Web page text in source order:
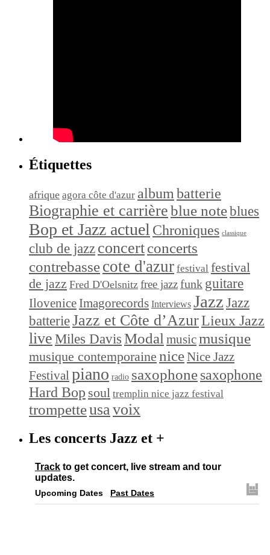
Étiquettes
afrique agora côte d'azur album batterie
Biographie et carrièreblue noteblues
Bop et Jazz actuel Chroniques classique
club de jazz concertconcerts
contrebassecote d'azur festival festival
de jazz Fred D'Oelsnitz free jazzfunk guitare
Ilovenice Imagorecords Interviews Jazz Jazz
batterieJazz et Côte d’AzurLieux Jazz
live Miles Davis Modal musicmusique
musique contemporaine niceNice Jazz
Festival piano radio saxophonesaxophone
Hard Bop soul tremplin nice jazz festival
trompetteusa voix
Les concerts Jazz et +
Track to get concert, live stream and tour
updates.
Upcoming Dates Past Dates